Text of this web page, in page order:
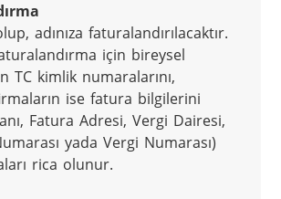
adınıza faturalandırılacaktır.
için bireysel
TC kimlik numaralarını,
ise fatura bilgilerini
Fatura Adresi, Vergi Dairesi,
yada Vergi Numarası)
rica olunur.